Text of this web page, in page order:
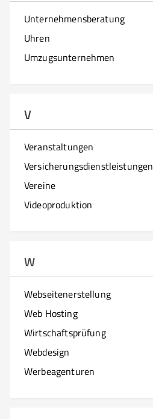
Unternehmensberatung
Uhren
Umzugsunternehmen
V
Veranstaltungen
Versicherungsdienstleistungen
Vereine
Videoproduktion
W
Webseitenerstellung
Web Hosting
Wirtschaftsprüfung
Webdesign
Werbeagenturen